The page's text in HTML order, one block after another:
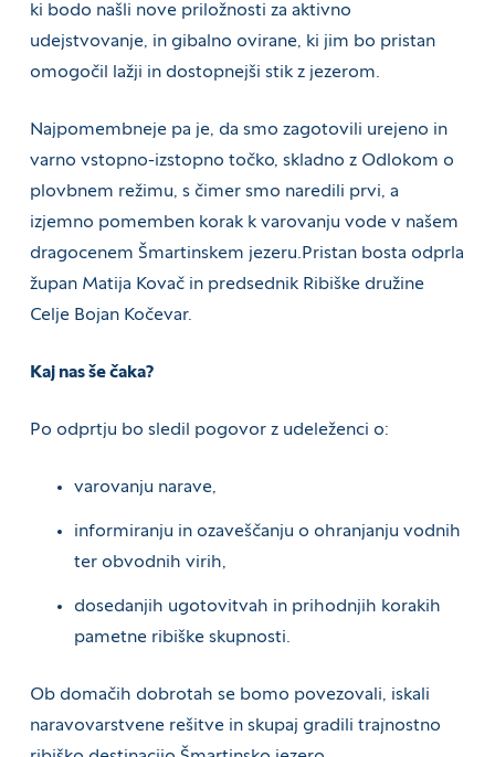
ki bodo našli nove priložnosti za aktivno
udejstvovanje, in gibalno ovirane, ki jim bo pristan
omogočil lažji in dostopnejši stik z jezerom.
Najpomembneje pa je, da smo zagotovili urejeno in
varno vstopno-izstopno točko, skladno z Odlokom o
plovbnem režimu, s čimer smo naredili prvi, a
izjemno pomemben korak k varovanju vode v našem
dragocenem Šmartinskem jezeru.Pristan bosta odprla
župan Matija Kovač in predsednik Ribiške družine
Celje Bojan Kočevar.
Kaj nas še čaka?
Po odprtju bo sledil pogovor z udeleženci o:
varovanju narave,
informiranju in ozaveščanju o ohranjanju vodnih
ter obvodnih virih,
dosedanjih ugotovitvah in prihodnjih korakih
pametne ribiške skupnosti.
Ob domačih dobrotah se bomo povezovali, iskali
naravovarstvene rešitve in skupaj gradili trajnostno